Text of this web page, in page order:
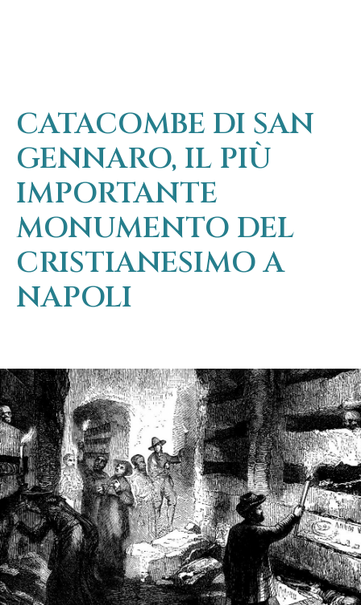
CATACOMBE DI SAN
GENNARO, IL PIÙ
IMPORTANTE
MONUMENTO DEL
CRISTIANESIMO A
NAPOLI